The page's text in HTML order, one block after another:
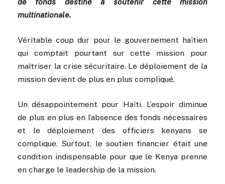
multinationale.
Véritable coup dur pour le gouvernement haïtien
qui comptait pourtant sur cette mission pour
maîtriser la crise sécuritaire. Le déploiement de la
mission devient de plus en plus compliqué.
Un désappointement pour Haïti. L’espoir diminue
de plus en plus en l’absence des fonds nécessaires
et le déploiement des officiers kenyans se
complique. Surtout, le soutien financier était une
condition indispensable pour que le Kenya prenne
en charge le leadership de la mission.